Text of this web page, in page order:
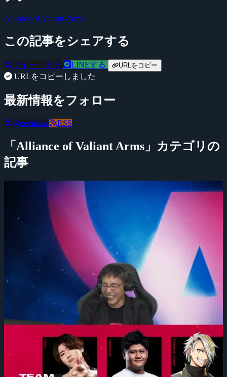
Alliance of Valiant Arms
この記事をシェアする
ツイートする LINEする URLをコピー
URLをコピーしました
最新情報をフォロー
@negitaku RSS
「Alliance of Valiant Arms」カテゴリの
記事